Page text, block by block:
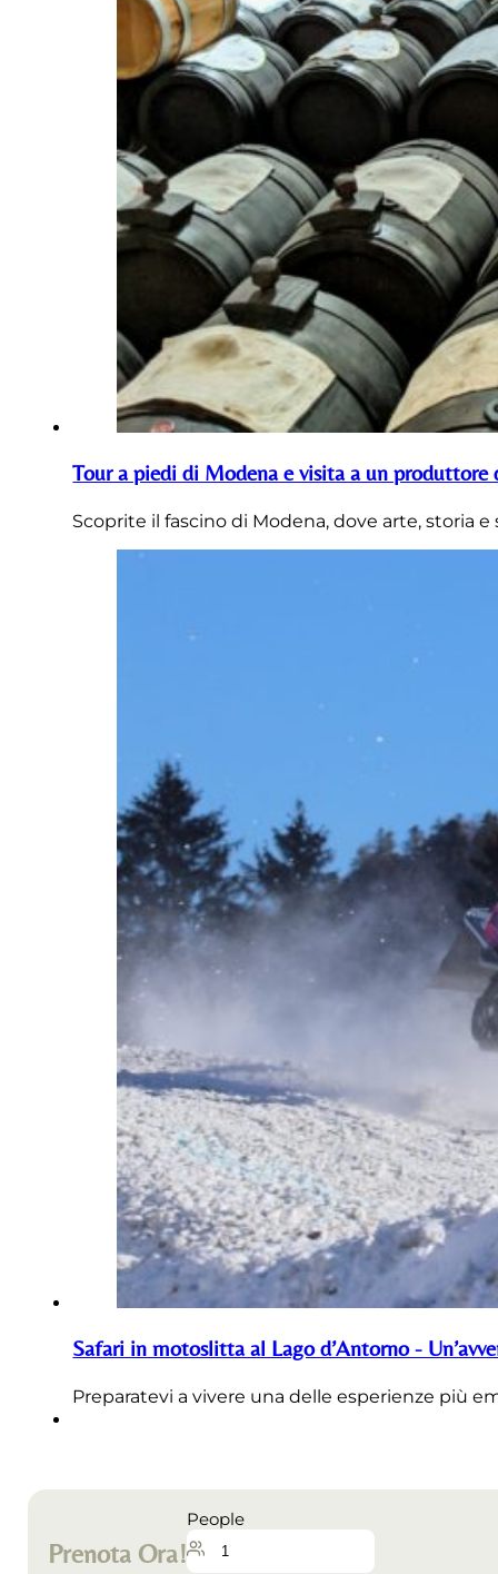
Tour a piedi di Modena e visita a un
Scoprite il fascino di Modena, dove arte, storia
Safari in motoslitta al Lago d’Antorno -
Preparatevi a vivere una delle esperienze più
Prenota Ora!
People